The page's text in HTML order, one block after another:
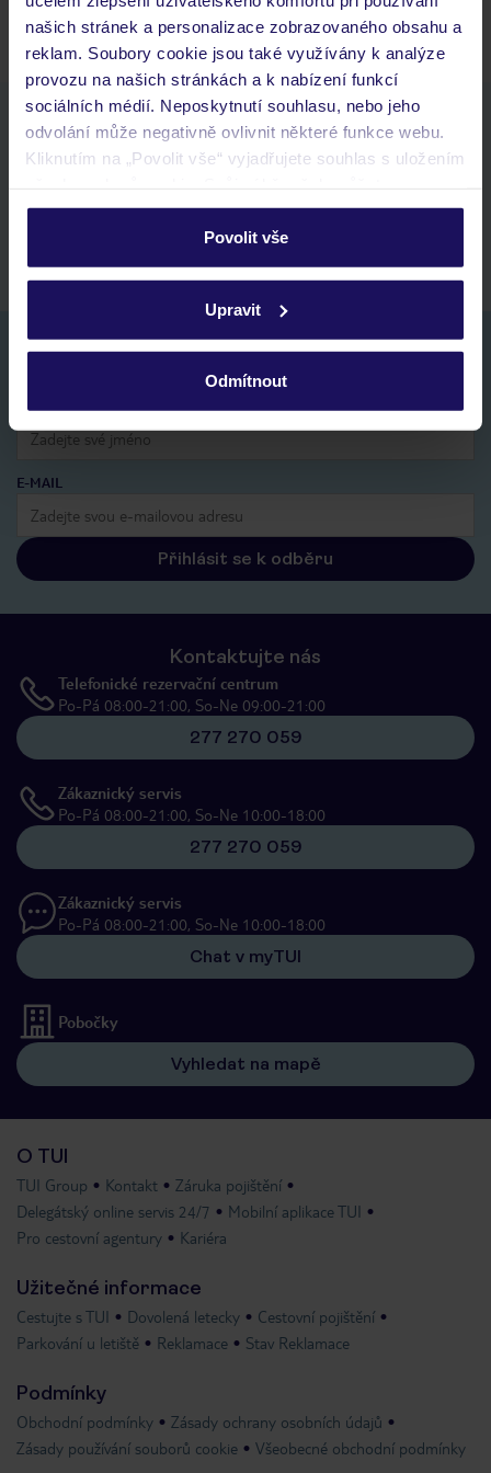
našich stránek a personalizace zobrazovaného obsahu a
reklam. Soubory cookie jsou také využívány k analýze
provozu na našich stránkách a k nabízení funkcí
sociálních médií. Neposkytnutí souhlasu, nebo jeho
odvolání může negativně ovlivnit některé funkce webu.
Kliknutím na „Povolit vše“ vyjadřujete souhlas s uložením
personalizovat v sekci „Personalizace“.
Podrobné informace o souborech cookie naleznete v
ochrany osobních údajů.
Povolit vše
Upravit
Odmítnout
Stáhněte si bezplatnou aplikaci TUI
rychlé vyhledávání a prohlížení nabídek
seznam oblíbených nabídek a možnost jejich sdílení
kontakt s TUI a všechny informace o tvé rezervaci v myTUI
Nezapomeňte se podívat do vaší e-mailové
schránky a registraci potvrdit!
Jméno:
E-MAIL
Přihlásit se k odběru
Kontaktujte nás
Telefonické rezervační centrum
Po-Pá 08:00-21:00, So-Ne 09:00-21:00
277 270 059
Zákaznický servis
Po-Pá 08:00-21:00, So-Ne 10:00-18:00
277 270 059
Zákaznický servis
Po-Pá 08:00-21:00, So-Ne 10:00-18:00
Chat v myTUI
Pobočky
Vyhledat na mapě
O TUI
TUI Group Kontakt
Záruka pojištění
Delegátský online servis 24/7
Mobilní aplikace TUI
Pro cestovní agentury
Kariéra
Užitečné informace
Cestujte s TUI Dovolená letecky
Cestovní pojištění
Parkování u letiště
Reklamace Stav Reklamace
Podmínky
Obchodní podmínky
Zásady ochrany osobních údajů
Zásady používání souborů cookie
Všeobecné obchodní podmínky